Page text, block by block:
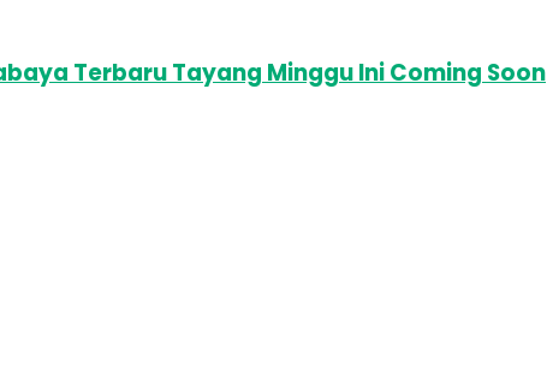
Terbaru Tayang Minggu Ini Coming Soon